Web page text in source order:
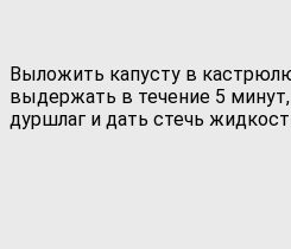
Выложить капусту в
выдержать в течение 5
дуршлаг и дать стечь